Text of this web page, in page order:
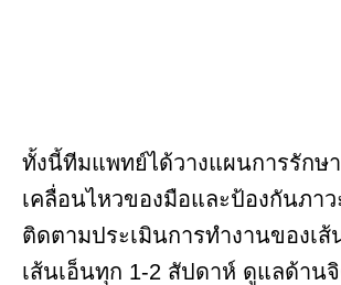
ทั้งนี้ทีมแพทย์ได้วางแผนการรักษ
เคลื่อนไหวของมือและป้องกันภา
ติดตามประเมินการทำงานของเส้
เส้นเอ็นทุก 1-2 สัปดาห์ ดูแลด้าน